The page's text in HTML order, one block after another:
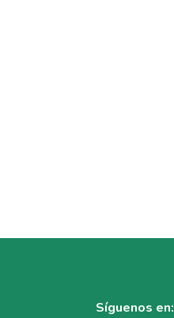
Síguenos en: